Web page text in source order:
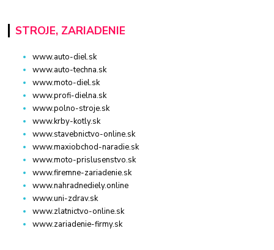
STROJE, ZARIADENIE
www.auto-diel.sk
www.auto-techna.sk
www.moto-diel.sk
www.profi-dielna.sk
www.polno-stroje.sk
www.krby-kotly.sk
www.stavebnictvo-online.sk
www.maxiobchod-naradie.sk
www.moto-prislusenstvo.sk
www.firemne-zariadenie.sk
www.nahradnediely.online
www.uni-zdrav.sk
www.zlatnictvo-online.sk
www.zariadenie-firmy.sk